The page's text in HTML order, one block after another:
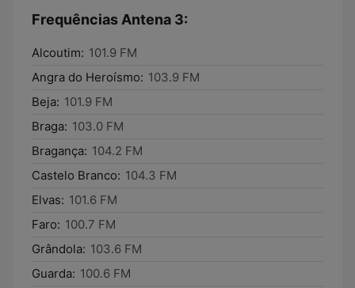
Frequências Antena 3:
Alcoutim: 101.9 FM
Angra do Heroísmo: 103.9 FM
Beja: 101.9 FM
Braga: 103.0 FM
Bragança: 104.2 FM
Castelo Branco: 104.3 FM
Elvas: 101.6 FM
Faro: 100.7 FM
Grândola: 103.6 FM
Guarda: 100.6 FM